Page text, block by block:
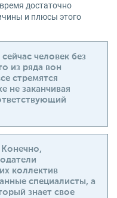
достаточно
и плюсы этого
человек без
из ряда вон
стремятся
не заканчивая
Конечно,
коллектив
специалисты, а
знает свое